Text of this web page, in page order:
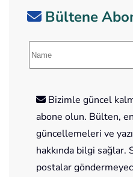
Bültene
Bizimle güncel
abone olun. Bülten, en
güncellemeleri ve
hakkında bilgi sağlar.
postalar